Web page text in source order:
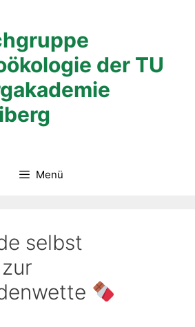
der TU
Menü
selbst